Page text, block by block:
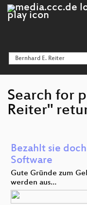
Search for
Reiter"
Bezahlt sie
Software
Gute Gründe zum
werden aus…